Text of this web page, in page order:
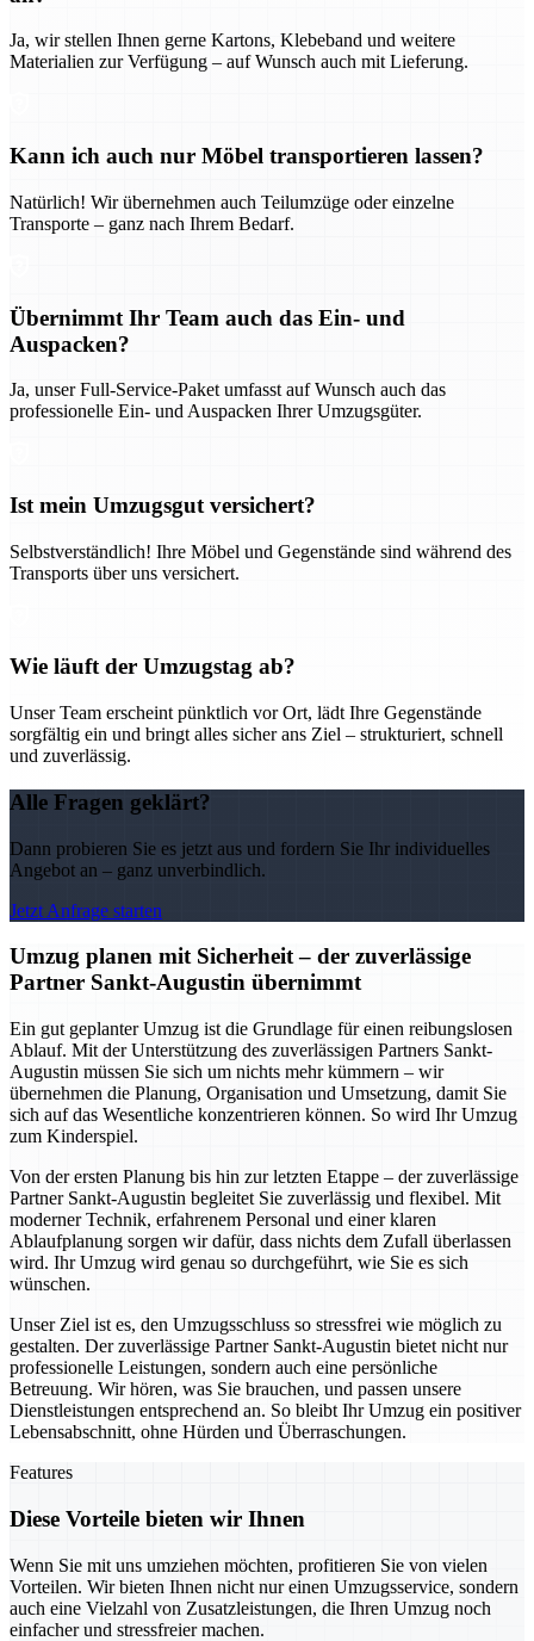
Ja, wir stellen Ihnen gerne Kartons, Klebeband und weitere
Materialien zur Verfügung – auf Wunsch auch mit Lieferung.
Kann ich auch nur Möbel transportieren lassen?
Natürlich! Wir übernehmen auch Teilumzüge oder einzelne
Transporte – ganz nach Ihrem Bedarf.
Übernimmt Ihr Team auch das Ein- und
Auspacken?
Ja, unser Full-Service-Paket umfasst auf Wunsch auch das
professionelle Ein- und Auspacken Ihrer Umzugsgüter.
Ist mein Umzugsgut versichert?
Selbstverständlich! Ihre Möbel und Gegenstände sind während des
Transports über uns versichert.
Wie läuft der Umzugstag ab?
Unser Team erscheint pünktlich vor Ort, lädt Ihre Gegenstände
sorgfältig ein und bringt alles sicher ans Ziel – strukturiert, schnell
und zuverlässig.
Alle Fragen geklärt?
Dann probieren Sie es jetzt aus und fordern Sie Ihr individuelles
Angebot an – ganz unverbindlich.
Jetzt Anfrage starten
Umzug planen mit Sicherheit – der zuverlässige
Partner Sankt-Augustin übernimmt
Ein gut geplanter Umzug ist die Grundlage für einen reibungslosen
Ablauf. Mit der Unterstützung des zuverlässigen Partners Sankt-
Augustin müssen Sie sich um nichts mehr kümmern – wir
übernehmen die Planung, Organisation und Umsetzung, damit Sie
sich auf das Wesentliche konzentrieren können. So wird Ihr Umzug
zum Kinderspiel.
Von der ersten Planung bis hin zur letzten Etappe – der zuverlässige
Partner Sankt-Augustin begleitet Sie zuverlässig und flexibel. Mit
moderner Technik, erfahrenem Personal und einer klaren
Ablaufplanung sorgen wir dafür, dass nichts dem Zufall überlassen
wird. Ihr Umzug wird genau so durchgeführt, wie Sie es sich
wünschen.
Unser Ziel ist es, den Umzugsschluss so stressfrei wie möglich zu
gestalten. Der zuverlässige Partner Sankt-Augustin bietet nicht nur
professionelle Leistungen, sondern auch eine persönliche
Betreuung. Wir hören, was Sie brauchen, und passen unsere
Dienstleistungen entsprechend an. So bleibt Ihr Umzug ein positiver
Lebensabschnitt, ohne Hürden und Überraschungen.
Features
Diese Vorteile bieten wir Ihnen
Wenn Sie mit uns umziehen möchten, profitieren Sie von vielen
Vorteilen. Wir bieten Ihnen nicht nur einen Umzugsservice, sondern
auch eine Vielzahl von Zusatzleistungen, die Ihren Umzug noch
einfacher und stressfreier machen.